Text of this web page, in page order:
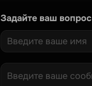
Задайте ваш вопрос